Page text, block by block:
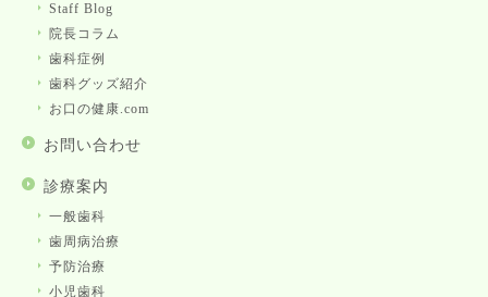
Staff Blog
院長コラム
歯科症例
歯科グッズ紹介
お口の健康.com
お問い合わせ
診療案内
一般歯科
歯周病治療
予防治療
小児歯科